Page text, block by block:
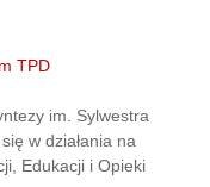
im. Sylwestra
w działania na
Edukacji i Opieki